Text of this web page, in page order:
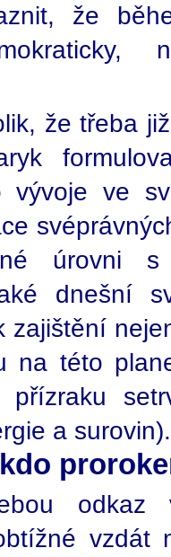
že
že třeba
vývoje ve
úrovni
dnešní
zajištění
na této
přízraku
a
odkaz
vzdát